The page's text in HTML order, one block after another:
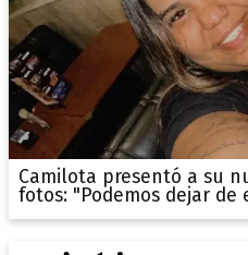
Camilota presentó a su
fotos: "Podemos dejar de